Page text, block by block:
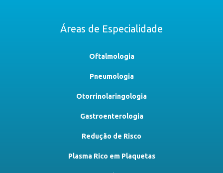
Áreas de Especialidade
Oftalmologia
Pneumologia
Otorrinolaringologia
Gastroenterologia
Redução de Risco
Plasma Rico em Plaquetas